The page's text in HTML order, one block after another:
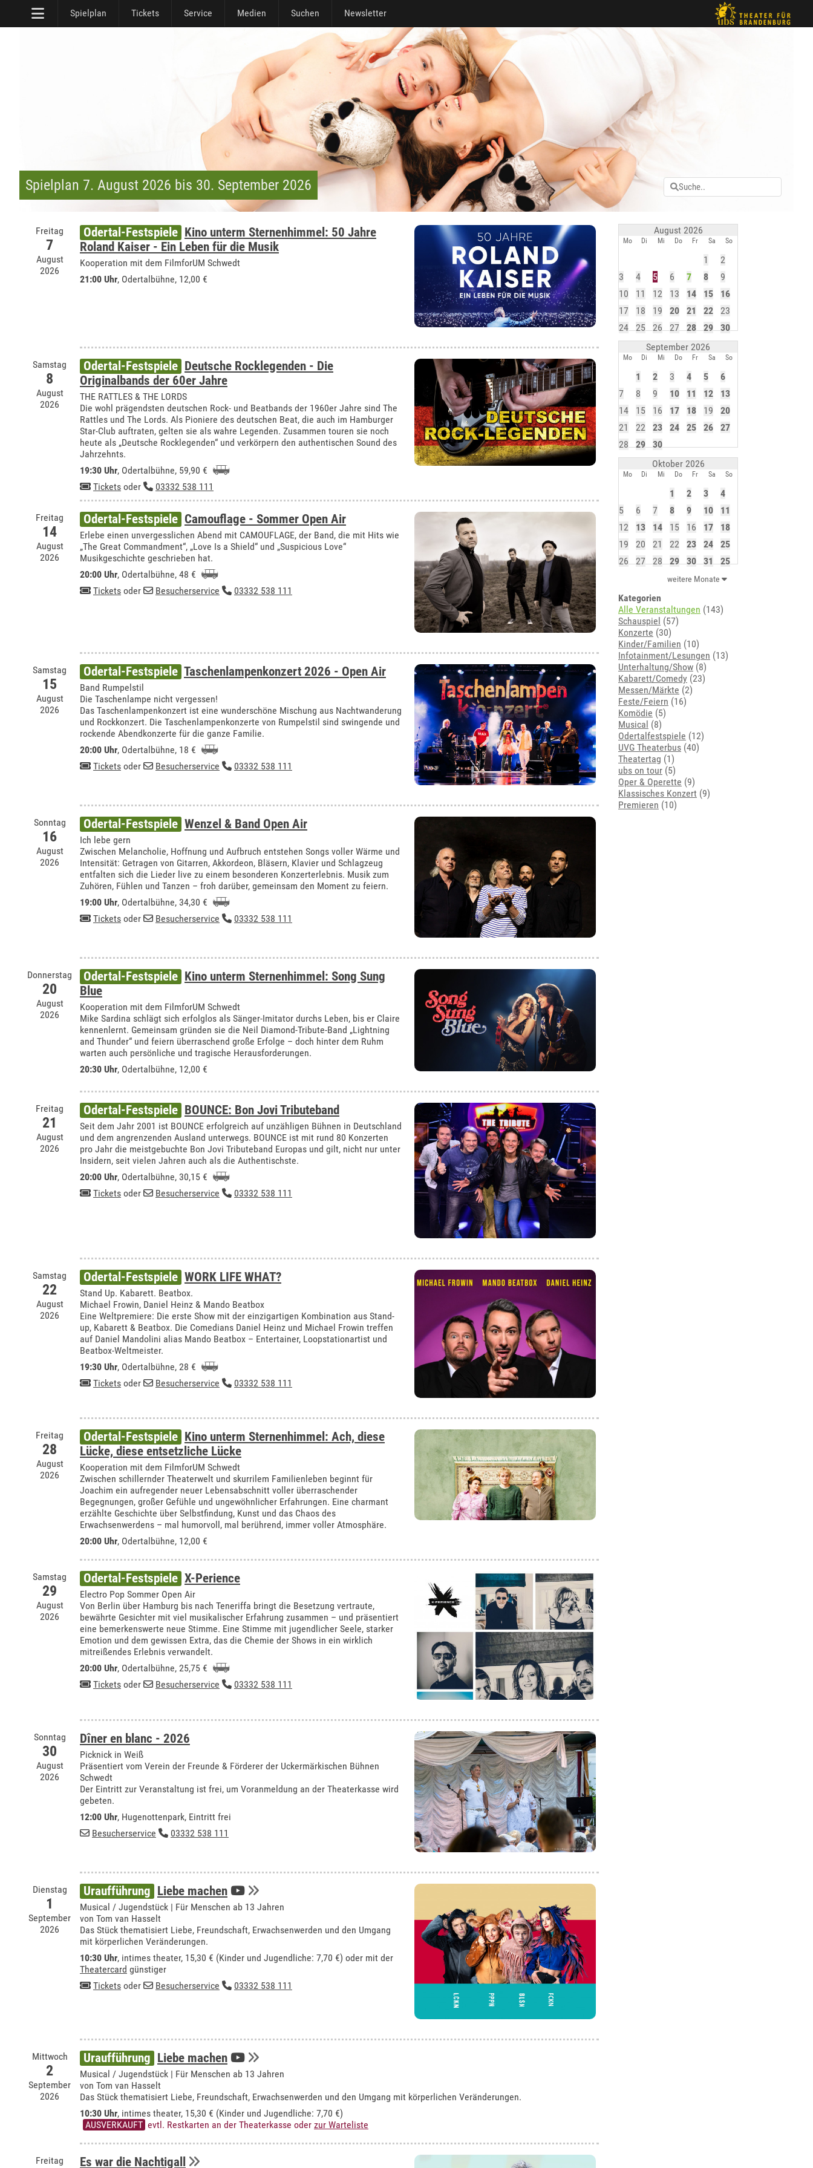
Spielplan Tickets Service Medien Suchen Newsletter
Spielplan 7. August 2026 bis 30. September 2026
Freitag
7
August
2026
Odertal-Festspiele Kino unterm Sternenhimmel: 50 Jahre
Roland Kaiser - Ein Leben für die Musik
Kooperation mit dem FilmforUM Schwedt
21:00 Uhr, Odertalbühne, 12,00 €
Samstag
8
August
2026
Odertal-Festspiele Deutsche Rocklegenden - Die
Originalbands der 60er Jahre
THE RATTLES & THE LORDS
Die wohl prägendsten deutschen Rock- und Beatbands der 1960er Jahre sind The
Rattles und The Lords. Als Pioniere des deutschen Beat, die auch im Hamburger
Star-Club auftraten, gelten sie als wahre Legenden. Zusammen touren sie noch
heute als „Deutsche Rocklegenden“ und verkörpern den authentischen Sound des
Jahrzehnts.
19:30 Uhr, Odertalbühne, 59,90 €
Tickets oder 03332 538 111
Freitag
14
August
2026
Odertal-Festspiele Camouflage - Sommer Open Air
Erlebe einen unvergesslichen Abend mit CAMOUFLAGE, der Band, die mit Hits wie
„The Great Commandment“, „Love Is a Shield“ und „Suspicious Love“
Musikgeschichte geschrieben hat.
20:00 Uhr, Odertalbühne, 48 €
Tickets oder Besucherservice 03332 538 111
Samstag
15
August
2026
Odertal-Festspiele Taschenlampenkonzert 2026 - Open Air
Band Rumpelstil
Die Taschenlampe nicht vergessen!
Das Taschenlampenkonzert ist eine wunderschöne Mischung aus Nachtwanderung
und Rockkonzert. Die Taschenlampenkonzerte von Rumpelstil sind swingende und
rockende Abendkonzerte für die ganze Familie.
20:00 Uhr, Odertalbühne, 18 €
Tickets oder Besucherservice 03332 538 111
Sonntag
16
August
2026
Odertal-Festspiele Wenzel & Band Open Air
Ich lebe gern
Zwischen Melancholie, Hoffnung und Aufbruch entstehen Songs voller Wärme und
Intensität: Getragen von Gitarren, Akkordeon, Bläsern, Klavier und Schlagzeug
entfalten sich die Lieder live zu einem besonderen Konzerterlebnis. Musik zum
Zuhören, Fühlen und Tanzen – froh darüber, gemeinsam den Moment zu feiern.
19:00 Uhr, Odertalbühne, 34,30 €
Tickets oder Besucherservice 03332 538 111
Donnerstag
20
August
2026
Odertal-Festspiele Kino unterm Sternenhimmel: Song Sung
Blue
Kooperation mit dem FilmforUM Schwedt
Mike Sardina schlägt sich erfolglos als Sänger-Imitator durchs Leben, bis er Claire
kennenlernt. Gemeinsam gründen sie die Neil Diamond-Tribute-Band „Lightning
and Thunder“ und feiern überraschend große Erfolge – doch hinter dem Ruhm
warten auch persönliche und tragische Herausforderungen.
20:30 Uhr, Odertalbühne, 12,00 €
Freitag
21
August
2026
Odertal-Festspiele BOUNCE: Bon Jovi Tributeband
Seit dem Jahr 2001 ist BOUNCE erfolgreich auf unzähligen Bühnen in Deutschland
und dem angrenzenden Ausland unterwegs. BOUNCE ist mit rund 80 Konzerten
pro Jahr die meistgebuchte Bon Jovi Tributeband Europas und gilt, nicht nur unter
Insidern, seit vielen Jahren auch als die Authentischste.
20:00 Uhr, Odertalbühne, 30,15 €
Tickets oder Besucherservice 03332 538 111
Samstag
22
August
2026
Odertal-Festspiele WORK LIFE WHAT?
Stand Up. Kabarett. Beatbox.
Michael Frowin, Daniel Heinz & Mando Beatbox
Eine Weltpremiere: Die erste Show mit der einzigartigen Kombination aus Stand-
up, Kabarett & Beatbox. Die Comedians Daniel Heinz und Michael Frowin treffen
auf Daniel Mandolini alias Mando Beatbox – Entertainer, Loopstationartist und
Beatbox-Weltmeister.
19:30 Uhr, Odertalbühne, 28 €
Tickets oder Besucherservice 03332 538 111
Freitag
28
August
2026
Odertal-Festspiele Kino unterm Sternenhimmel: Ach, diese
Lücke, diese entsetzliche Lücke
Kooperation mit dem FilmforUM Schwedt
Zwischen schillernder Theaterwelt und skurrilem Familienleben beginnt für
Joachim ein aufregender neuer Lebensabschnitt voller überraschender
Begegnungen, großer Gefühle und ungewöhnlicher Erfahrungen. Eine charmant
erzählte Geschichte über Selbstfindung, Kunst und das Chaos des
Erwachsenwerdens – mal humorvoll, mal berührend, immer voller Atmosphäre.
20:00 Uhr, Odertalbühne, 12,00 €
Samstag
29
August
2026
Odertal-Festspiele X-Perience
Electro Pop Sommer Open Air
Von Berlin über Hamburg bis nach Teneriffa bringt die Besetzung vertraute,
bewährte Gesichter mit viel musikalischer Erfahrung zusammen – und präsentiert
eine bemerkenswerte neue Stimme. Eine Stimme mit jugendlicher Seele, starker
Emotion und dem gewissen Extra, das die Chemie der Shows in ein wirklich
mitreißendes Erlebnis verwandelt.
20:00 Uhr, Odertalbühne, 25,75 €
Tickets oder Besucherservice 03332 538 111
Sonntag
30
August
2026
Dîner en blanc - 2026
Picknick in Weiß
Präsentiert vom Verein der Freunde & Förderer der Uckermärkischen Bühnen
Schwedt
Der Eintritt zur Veranstaltung ist frei, um Voranmeldung an der Theaterkasse wird
gebeten.
12:00 Uhr, Hugenottenpark, Eintritt frei
Besucherservice
03332 538 111
Dienstag
1
September
2026
Uraufführung Liebe machen
Musical / Jugendstück | Für Menschen ab 13 Jahren
von Tom van Hasselt
Das Stück thematisiert Liebe, Freundschaft, Erwachsenwerden und den Umgang
mit körperlichen Veränderungen.
10:30 Uhr, intimes theater, 15,30 € (Kinder und Jugendliche: 7,70 €) oder mit der
Theatercard günstiger
Tickets oder Besucherservice 03332 538 111
Mittwoch
2
September
2026
Uraufführung Liebe machen
Musical / Jugendstück | Für Menschen ab 13 Jahren
von Tom van Hasselt
Das Stück thematisiert Liebe, Freundschaft, Erwachsenwerden und den Umgang mit körperlichen Veränderungen.
10:30 Uhr, intimes theater, 15,30 € (Kinder und Jugendliche: 7,70 €)
AUSVERKAUFT evtl. Restkarten an der Theaterkasse oder zur Warteliste
Freitag Es war die Nachtigall
August 2026
Mo Di Mi Do Fr Sa So
1
2
3
4 5 6 7 8
9
10
11 12 13 14 15
16
17
18 19 20 21 22
23
24
25 26 27 28 29
30
September 2026
Mo Di Mi Do Fr Sa So
1 2 3 4 5
6
7
8 9 10 11 12
13
14
15 16 17 18 19
20
21
22 23 24 25 26
27
28
29
30
Oktober 2026
Mo Di Mi Do Fr Sa So
1 2 3
4
5
6 7 8 9 10
11
12
13 14 15 16 17
18
19
20 21 22 23 24
25
26
27 28 29 30 31 25
weitere Monate
Kategorien
Alle Veranstaltungen (143)
Schauspiel (57)
Konzerte (30)
Kinder/Familien (10)
Infotainment/Lesungen (13)
Unterhaltung/Show (8)
Kabarett/Comedy (23)
Messen/Märkte (2)
Feste/Feiern (16)
Komödie (5)
Musical (8)
Odertalfestspiele (12)
UVG Theaterbus (40)
Theatertag (1)
ubs on tour (5)
Oper & Operette (9)
Klassisches Konzert (9)
Premieren (10)